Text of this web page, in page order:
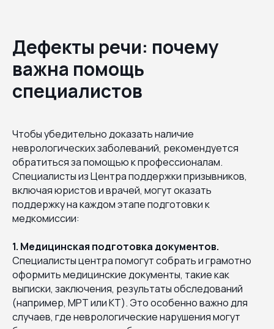
Дефекты речи: почему
важна помощь
специалистов
Чтобы убедительно доказать наличие
неврологических заболеваний, рекомендуется
обратиться за помощью к профессионалам.
Специалисты из Центра поддержки призывников,
включая юристов и врачей, могут оказать
поддержку на каждом этапе подготовки к
медкомиссии:
1. Медицинская подготовка документов.
Специалисты центра помогут собрать и грамотно
оформить медицинские документы, такие как
выписки, заключения, результаты обследований
(например, МРТ или КТ). Это особенно важно для
случаев, где неврологические нарушения могут